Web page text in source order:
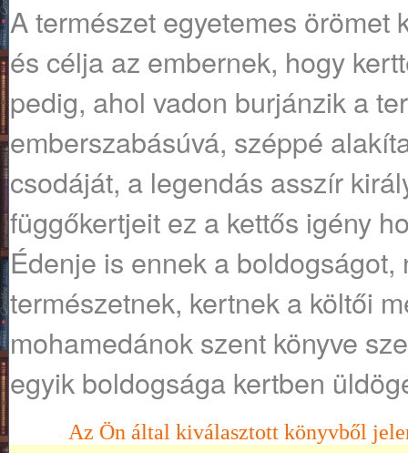
A természet egyetemes örömet
és célja az embernek, hogy
pedig, ahol vadon burjánzik a
emberszabásúvá, széppé
csodáját, a legendás asszír
függőkertjeit ez a kettős igény
Édenje is ennek a
természetnek, kertnek a költői
mohamedánok szent könyve
egyik boldogsága kertben
Az Ön által kiválasztott könyvből